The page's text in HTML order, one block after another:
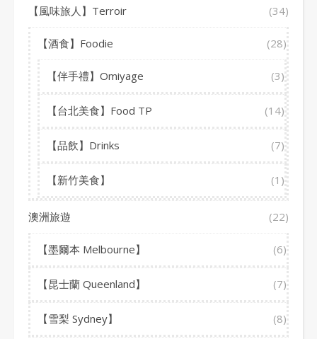
【風味旅人】Terroir (34)
【酒食】Foodie (28)
【伴手禮】Omiyage (3)
【台北美食】Food TP (14)
【品飲】Drinks (7)
【新竹美食】 (1)
澳洲旅遊 (22)
【墨爾本 Melbourne】 (6)
【昆士蘭 Queenland】 (7)
【雪梨 Sydney】 (8)